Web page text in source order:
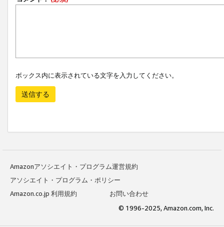
ボックス内に表示されている文字を入力してください。
送信する
Amazonアソシエイト・プログラム運営規約
アソシエイト・プログラム・ポリシー
Amazon.co.jp 利用規約
お問い合わせ
© 1996-2025, Amazon.com, Inc.